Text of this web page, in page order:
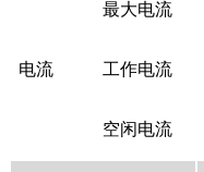
电流
最大电流
工作电流
空闲电流